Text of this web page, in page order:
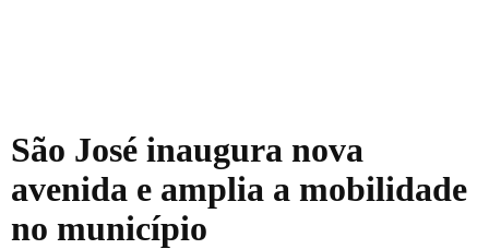
São José inaugura nova
avenida e amplia a mobilidade
no município